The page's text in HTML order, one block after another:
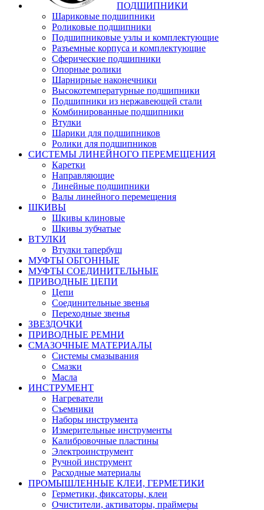
ПОДШИПНИКИ
Шариковые подшипники
Роликовые подшипники
Подшипниковые узлы и комплектующие
Разъемные корпуса и комплектующие
Сферические подшипники
Опорные ролики
Шарнирные наконечники
Высокотемпературные подшипники
Подшипники из нержавеющей стали
Комбинированные подшипники
Втулки
Шарики для подшипников
Ролики для подшипников
СИСТЕМЫ ЛИНЕЙНОГО ПЕРЕМЕЩЕНИЯ
Каретки
Направляющие
Линейные подшипники
Валы линейного перемещения
ШКИВЫ
Шкивы клиновые
Шкивы зубчатые
ВТУЛКИ
Втулки тапербуш
МУФТЫ ОБГОННЫЕ
МУФТЫ СОЕДИНИТЕЛЬНЫЕ
ПРИВОДНЫЕ ЦЕПИ
Цепи
Соединительные звенья
Переходные звенья
ЗВЕЗДОЧКИ
ПРИВОДНЫЕ РЕМНИ
СМАЗОЧНЫЕ МАТЕРИАЛЫ
Системы смазывания
Смазки
Масла
ИНСТРУМЕНТ
Нагреватели
Съемники
Наборы инструмента
Измерительные инструменты
Калибровочные пластины
Электроинструмент
Ручной инструмент
Расходные материалы
ПРОМЫШЛЕННЫЕ КЛЕИ, ГЕРМЕТИКИ
Герметики, фиксаторы, клеи
Очистители, активаторы, праймеры